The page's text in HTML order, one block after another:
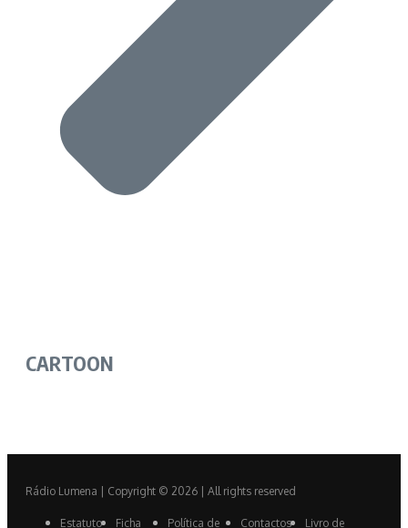
CARTOON
Rádio Lumena | Copyright © 2026 | All rights reserved
Estatuto Ficha Política de Contactos Livro de